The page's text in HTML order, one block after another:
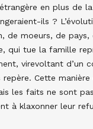
en plus de
ils ?
moeurs, de pays,
qui tue la famille
virevoltant d’un
Cette manière
les faits ne sont
à klaxonner leur